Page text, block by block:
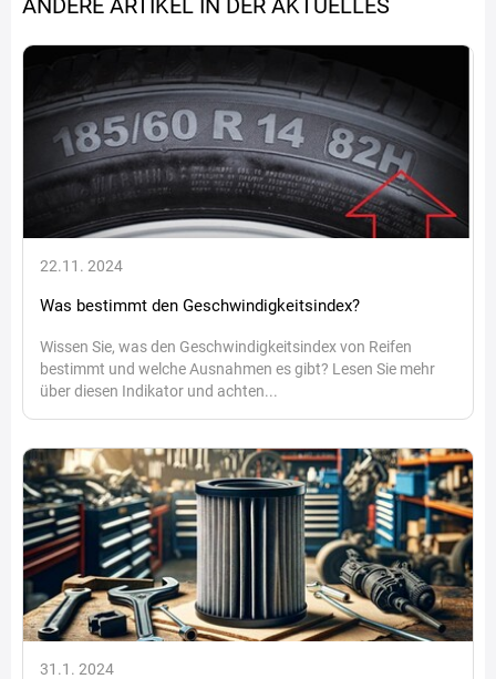
ANDERE ARTIKEL IN DER AKTUELLES
22.11. 2024
Was bestimmt den Geschwindigkeitsindex?
Wissen Sie, was den Geschwindigkeitsindex von Reifen
bestimmt und welche Ausnahmen es gibt? Lesen Sie mehr
über diesen Indikator und achten...
31.1. 2024